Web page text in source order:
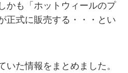
かも「ホットウィールのプ
正式に販売する・・・とい
いた情報をまとめました。